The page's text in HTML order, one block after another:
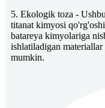
5. Ekologik toza -
titanat kimyosi
batareya kimyolariga
ishlatiladigan
mumkin.